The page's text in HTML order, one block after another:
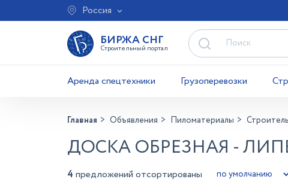
Россия
БИРЖА СНГ
Строительный портал
Аренда спецтехники Грузоперевозки
Главная Объявления Пиломатериалы
ДОСКА ОБРЕЗНАЯ -
4 предложений отсортированы